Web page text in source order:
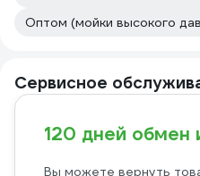
Оптом (мойки высокого
Сервисное
120 дней обмен
Вы можете вернуть